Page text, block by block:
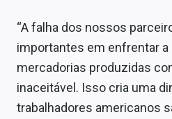
“A falha dos nossos
importantes em enfrentar a
mercadorias produzidas
inaceitável. Isso cria uma
trabalhadores americanos